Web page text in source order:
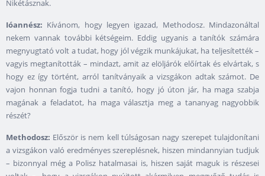
Nikétásznak.
Ióannész: Kívánom, hogy legyen igazad, Methodosz. Mindazonáltal
nekem vannak további kétségeim. Eddig ugyanis a tanítók számára
megnyugtató volt a tudat, hogy jól végzik munkájukat, ha teljesítették –
vagyis megtanították – mindazt, amit az elöljárók előírtak és elvártak, s
hogy ez így történt, arról tanítványaik a vizsgákon adtak számot. De
vajon honnan fogja tudni a tanító, hogy jó úton jár, ha maga szabja
magának a feladatot, ha maga választja meg a tananyag nagyobbik
részét?
Methodosz: Először is nem kell túlságosan nagy szerepet tulajdonítani
a vizsgákon való eredményes szereplésnek, hiszen mindannyian tudjuk
– bizonnyal még a Polisz hatalmasai is, hiszen saját maguk is részesei